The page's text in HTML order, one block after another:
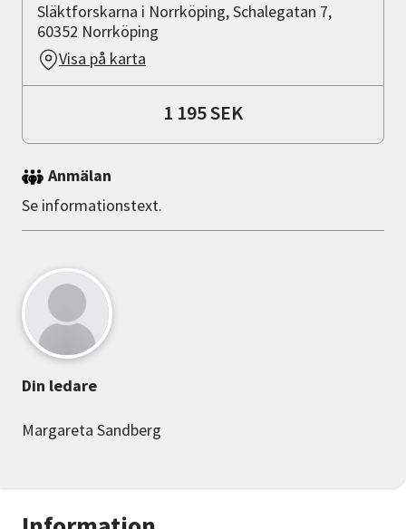
Släktforskarna i Norrköping, Schalegatan 7,
60352 Norrköping
Visa på karta
1 195 SEK
Anmälan
Se informationstext.
Din ledare
Margareta Sandberg